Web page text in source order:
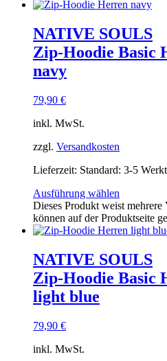
NATIVE SOULS
Zip-Hoodie Basic
navy
79,90 €
inkl. MwSt.
zzgl. Versandkosten
Lieferzeit: Standard: 3-5
Ausführung wählen
Dieses Produkt weist
können auf der Produktseite
NATIVE SOULS
Zip-Hoodie Basic
light blue
79,90 €
inkl. MwSt.